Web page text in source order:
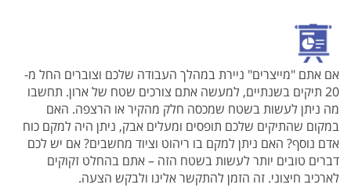
אם אתם "מייצרים" ניירת במהלך העבודה שלכם וצוברים החל מ-
20 תיקים בשנתיים, למעשה אתם צורכים שטח של ארון. תחשבו
מה ניתן לעשות בשטח שמכסה חלק מהקיר או הרצפה. האם
במקום שהתיקים שלכם תופסים ומעלים אבק, ניתן היה למקם כוח
אדם נוסף? האם ניתן למקם בו ריהוט וציוד מחשבים? אם יש לכם
דברים טובים יותר לעשות בשטח הזה – אתם בהחלט זקוקים
לארכיב חיצוני. זה הזמן להתקשר אלינו ולבקש הצעה.